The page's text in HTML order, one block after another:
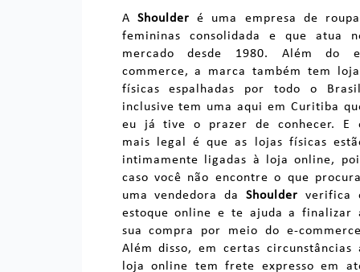
A Shoulderé uma empresa de
femininas consolidada e que atua
mercado desde 1980. Além do
commerce, a marca também tem
físicas espalhadas por todo o
inclusive tem uma aqui em Curitiba
eu já tive o prazer de conhecer. E
mais legal é que as lojas físicas
intimamente ligadas à loja online,
caso você não encontre o que
uma vendedora daShoulder verifica
estoque online e te ajuda a finalizar
sua compra por meio do e-
Além disso, em certas circunstâncias
loja online tem frete expresso em